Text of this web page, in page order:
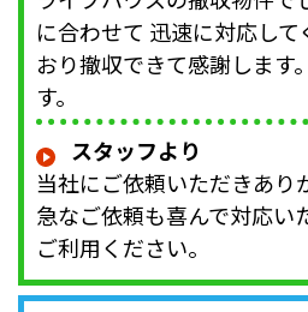
に合わせて 迅速に対応し
おり撤収できて感謝します
す。
スタッフより
当社にご依頼いただきあり
急なご依頼も喜んで対応い
ご利用ください。